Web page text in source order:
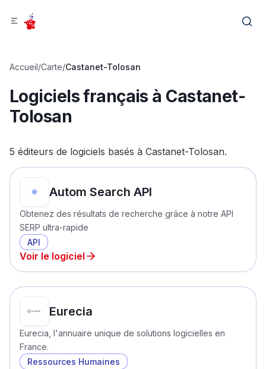
Accueil/Carte/Castanet-Tolosan
Logiciels français à Castanet-
Tolosan
5 éditeurs de logiciels basés à Castanet-Tolosan.
Autom Search API
Obtenez des résultats de recherche grâce à notre API
SERP ultra-rapide
API
Voir le logiciel
Eurecia
Eurecia, l'annuaire unique de solutions logicielles en
France.
Ressources Humaines